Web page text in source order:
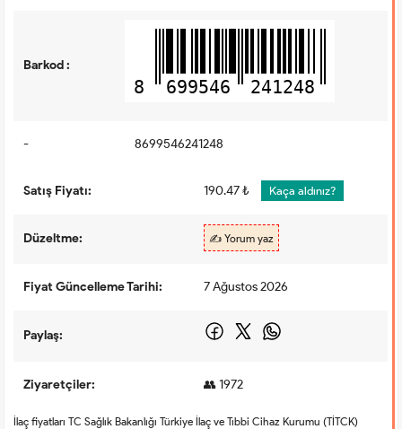
Barkod :
8 699546 241248
- 8699546241248
Satış Fiyatı: 190.47 ₺ Kaça aldınız?
Düzeltme: ✍️ Yorum yaz
Fiyat Güncelleme Tarihi: 7 Ağustos 2026
Paylaş:
Ziyaretçiler: 👥 1972
İlaç fiyatları TC Sağlık Bakanlığı Türkiye İlaç ve Tıbbi Cihaz Kurumu (TİTCK)